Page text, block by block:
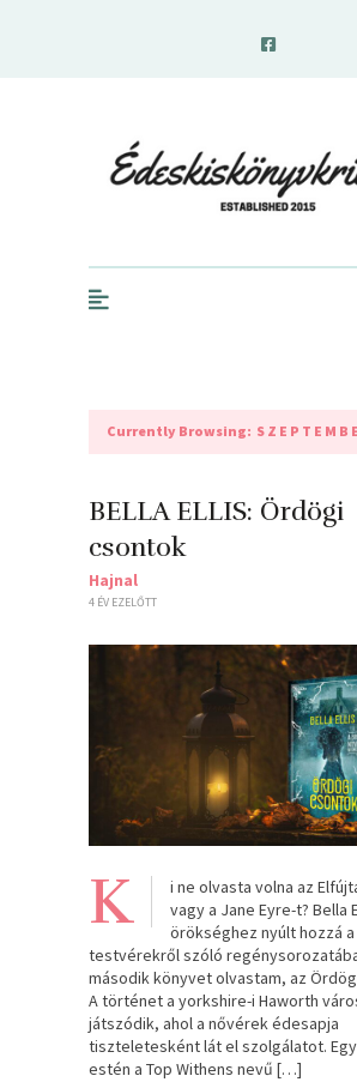
Currently Browsing:
BELLA ELLIS: Ördögi
csontok
Hajnal
4 ÉV EZELŐTT
K
i ne olvasta volna az
vagy a Jane Eyre-t? Bella
örökséghez nyúlt hozzá
testvérekről szóló
második könyvet olvastam, az
A történet a yorkshire-i Haworth
játszódik, ahol a nővérek édesapja
tiszteletesként lát el szolgálatot.
estén a Top Withens nevű […]